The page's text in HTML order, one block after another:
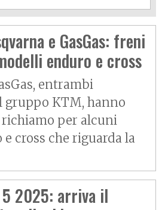
e GasGas: freni
enduro e cross
entrambi
gruppo KTM, hanno
per alcuni
cross che riguarda la
5 2025: arriva il